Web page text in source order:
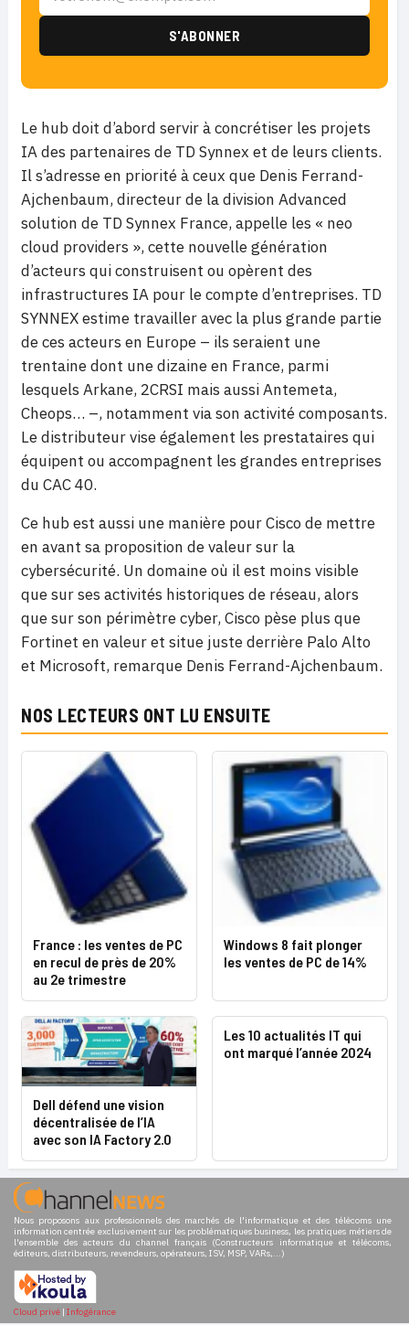
Le hub doit d’abord servir à concrétiser les projets
IA des partenaires de TD Synnex et de leurs clients.
Il s’adresse en priorité à ceux que Denis Ferrand-
Ajchenbaum, directeur de la division Advanced
solution de TD Synnex France, appelle les « neo
cloud providers », cette nouvelle génération
d’acteurs qui construisent ou opèrent des
infrastructures IA pour le compte d’entreprises. TD
SYNNEX estime travailler avec la plus grande partie
de ces acteurs en Europe – ils seraient une
trentaine dont une dizaine en France, parmi
lesquels Arkane, 2CRSI mais aussi Antemeta,
Cheops… –, notamment via son activité composants.
Le distributeur vise également les prestataires qui
équipent ou accompagnent les grandes entreprises
du CAC 40.
Ce hub est aussi une manière pour Cisco de mettre
en avant sa proposition de valeur sur la
cybersécurité. Un domaine où il est moins visible
que sur ses activités historiques de réseau, alors
que sur son périmètre cyber, Cisco pèse plus que
Fortinet en valeur et situe juste derrière Palo Alto
et Microsoft, remarque Denis Ferrand-Ajchenbaum.
NOS LECTEURS ONT LU ENSUITE
France : les ventes de PC
en recul de près de 20%
au 2e trimestre
Windows 8 fait plonger
les ventes de PC de 14%
Dell défend une vision
décentralisée de l’IA
avec son IA Factory 2.0
Les 10 actualités IT qui
ont marqué l’année 2024
Nous proposons aux professionnels des marchés de l'informatique et des télécoms une
information centrée exclusivement sur les problématiques business, les pratiques métiers de
l'ensemble des acteurs du channel français (Constructeurs informatique et télécoms,
éditeurs, distributeurs, revendeurs, opérateurs, ISV, MSP, VARs,...)
Cloud privé | Infogérance